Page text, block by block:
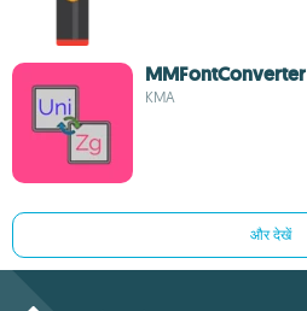
MMFontConverter
KMA
और देखें